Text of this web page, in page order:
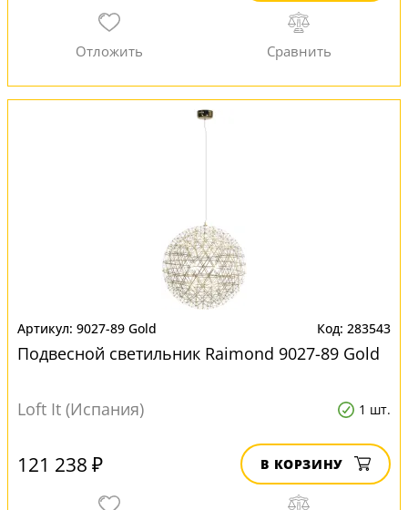
9027-89 Gold 283543
Подвесной светильник Raimond 9027-89 Gold
Loft It (Испания) 1 шт.
121 238 ₽ В КОРЗИНУ